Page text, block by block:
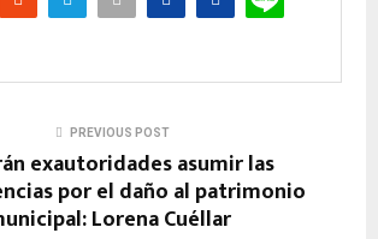
PREVIOUS POST
exautoridades asumir las
por el daño al patrimonio
Lorena Cuéllar